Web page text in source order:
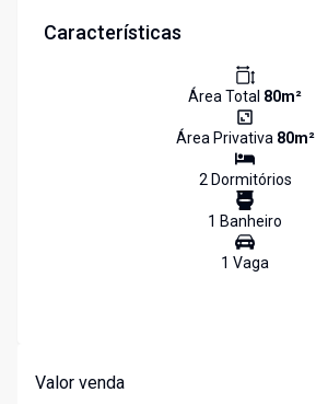
Características
Área Total 80m²
Área Privativa 80m²
2Dormitórios
1 Banheiro
1 Vaga
Valor venda